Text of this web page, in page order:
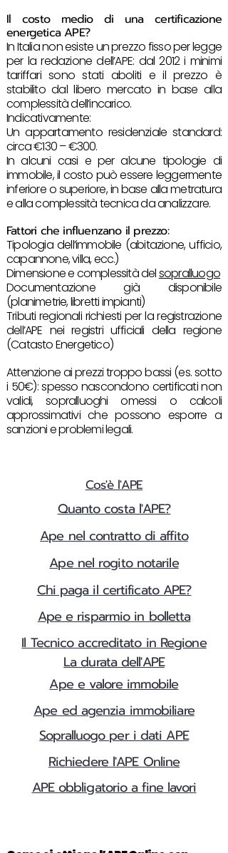
Il costo medio di una certificazione
energetica APE?
In Italia non esiste un prezzo fisso per legge
per la redazione dell’APE: dal 2012 i minimi
tariffari sono stati aboliti e il prezzo è
stabilito dal libero mercato in base alla
complessità dell’incarico.
Indicativamente:
Un appartamento residenziale standard:
circa €130 – €300.
In alcuni casi e per alcune tipologie di
immobile, il costo può essere leggermente
inferiore o superiore, in base alla metratura
e alla complessità tecnica da analizzare.
Fattori che influenzano il prezzo:
Tipologia dell’immobile (abitazione, ufficio,
capannone, villa, ecc.)
Dimensione e complessità delsopralluogo
Documentazione già disponibile
(planimetrie, libretti impianti)
Tributi regionali richiesti per la registrazione
dell’APE nei registri ufficiali della regione
(Catasto Energetico)
Attenzione ai prezzi troppo bassi (es. sotto
i 50€): spesso nascondono certificati non
validi, sopralluoghi omessi o calcoli
approssimativi che possono esporre a
sanzioni e problemi legali.
Cos'è l'APE
Quanto costa l'APE?
Ape nel contratto di affito
Ape nel rogito notarile
Chi paga il certificato APE?
Ape e risparmio in bolletta
Il Tecnico accreditato in Regione
La durata dell'APE
Ape e valore immobile
Ape ed agenzia immobiliare
Sopralluogo per i dati APE
Richiedere l'APE Online
APE obbligatorio a fine lavori